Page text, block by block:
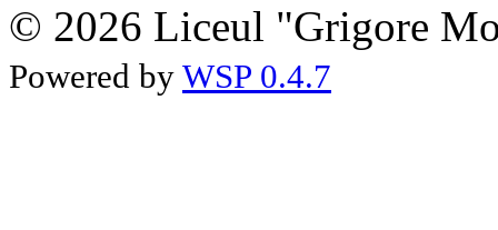
© 2026 Liceul "Grigore
Powered by WSP 0.4.7